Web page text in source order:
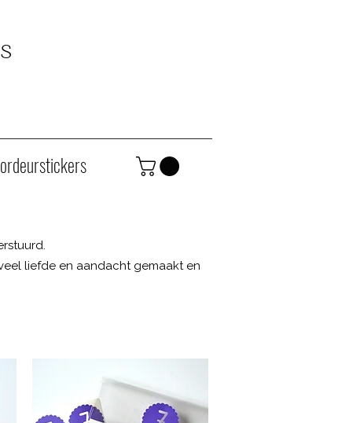
liefde en aandacht gemaakt en